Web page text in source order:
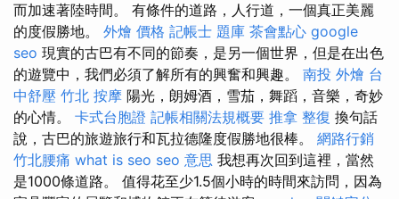
而加速著陸時間。 有條件的道路，人行道，一個真正美麗
的度假勝地。 外燴 價格 記帳士 題庫 茶會點心 google
seo 現實的古巴有不同的節奏，是另一個世界，但是在出色
的遊覽中，我們必須了解所有的興奮和興趣。 南投 外燴 台
中舒壓 竹北 按摩 陽光，朗姆酒，雪茄，舞蹈，音樂，奇妙
的心情。 卡式台胞證 記帳相關法規概要 推拿 整復 換句話
說，古巴的旅遊旅行和瓦拉德隆度假勝地很棒。 網路行銷
竹北腰痛 what is seo seo 意思 我想再次回到這裡，當然
是1000條道路。 值得花至少1.5個小時的時間來訪問，因為